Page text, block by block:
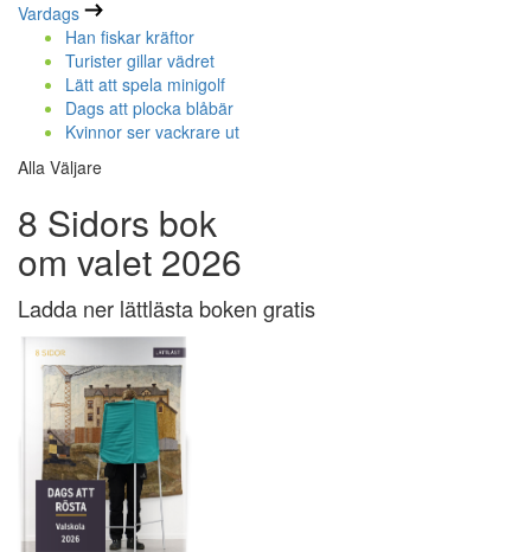
Vardags
Han fiskar kräftor
Turister gillar vädret
Lätt att spela minigolf
Dags att plocka blåbär
Kvinnor ser vackrare ut
Alla Väljare
8 Sidors bok
om valet 2026
Ladda ner lättlästa boken gratis